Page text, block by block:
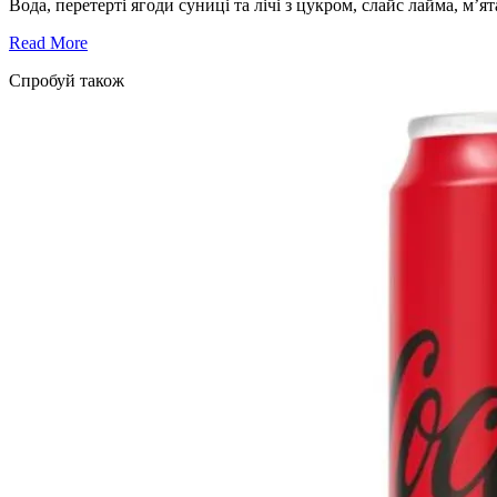
Вода, перетерті ягоди суниці та лічі з цукром, слайс лайма,
Read More
Cпробуй також